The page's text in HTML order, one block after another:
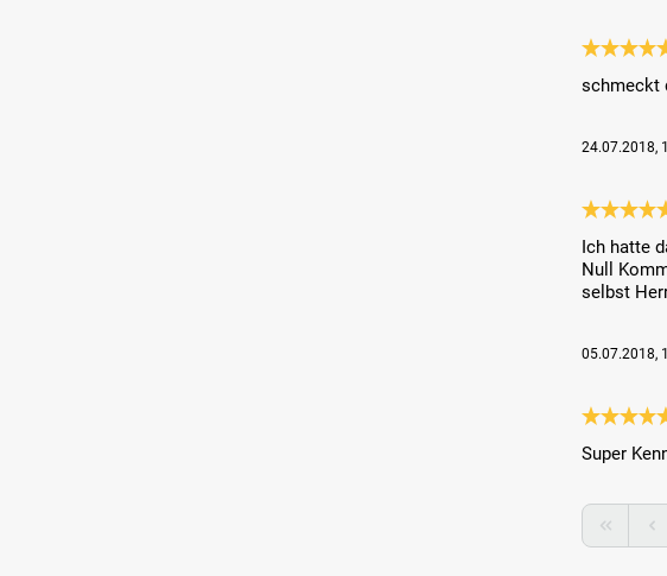
schmeckt
24.07.2018,
Ich hatte
Null
selbst
05.07.2018,
Super